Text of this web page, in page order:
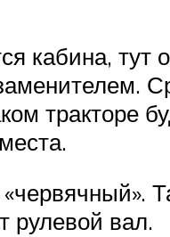
кабина, тут
тракторе
рулевой вал.